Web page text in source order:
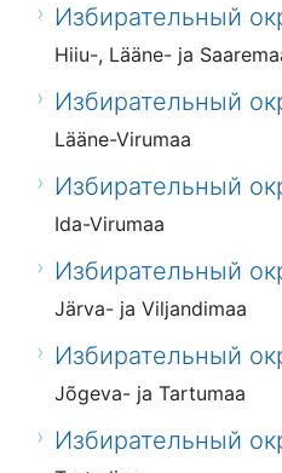
Избирательный
Hiiu-, Lääne- ja
Избирательный
Lääne-Virumaa
Избирательный
Ida-Virumaa
Избирательный
Järva- ja Viljandimaa
Избирательный
Jõgeva- ja Tartumaa
Избирательный